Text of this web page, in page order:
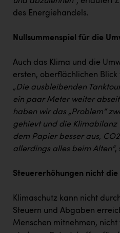
TCL
TRAILOMAT & Cycling Austria
VERITAS
Vier Diamanten
Vorlagenportal
Wir besiegen Krebs
Wirtschaftskammer OÖ
ZULuft - Zukunft Luft Austria
z.l.ö.
Österreichisches
des Energiehandels.
Nullsummenspiel für die
Auch das Klima und die
ersten, oberflächlichen
„Die ausbleibenden
ein paar Meter weiter
haben wir das „Problem“
gehievt und die Klimabilanz
dem Papier besser aus,
allerdings alles beim Alten“,
Steuererhöhungen nicht die
Klimaschutz kann nicht
Steuern und Abgaben
Menschen mitnehmen,